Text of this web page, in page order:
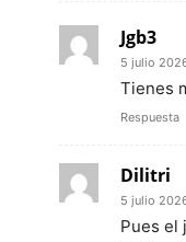
Jgb3
5 julio
Tienes
Respuesta
Dilitri
5 julio
Pues el